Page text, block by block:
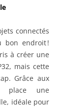
connectés
bon endroit !
à créer une
mais cette
Grâce aux
place une
idéale pour